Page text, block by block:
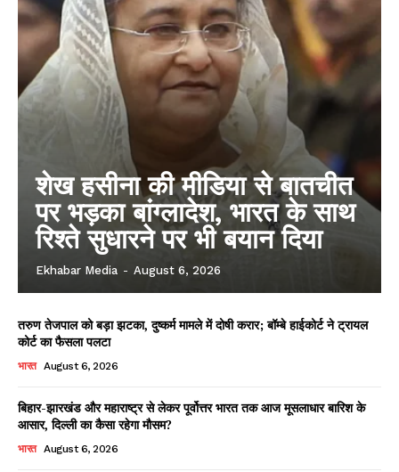
शेख हसीना की मीडिया से बातचीत
पर भड़का बांग्लादेश, भारत के साथ
रिश्ते सुधारने पर भी बयान दिया
Ekhabar Media - August 6, 2026
तरुण तेजपाल को बड़ा झटका, दुष्कर्म मामले में दोषी करार; बॉम्बे हाईकोर्ट ने ट्रायल
कोर्ट का फैसला पलटा
भारत August 6, 2026
बिहार-झारखंड और महाराष्ट्र से लेकर पूर्वोत्तर भारत तक आज मूसलाधार बारिश के
आसार, दिल्ली का कैसा रहेगा मौसम?
भारत August 6, 2026